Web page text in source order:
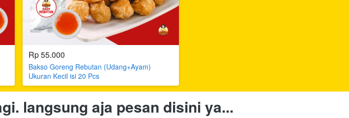
Rp 55.000
Bakso Goreng Rebutan (Udang+Ayam)
Ukuran Kecil isi 20 Pcs
langsung aja pesan disini ya...